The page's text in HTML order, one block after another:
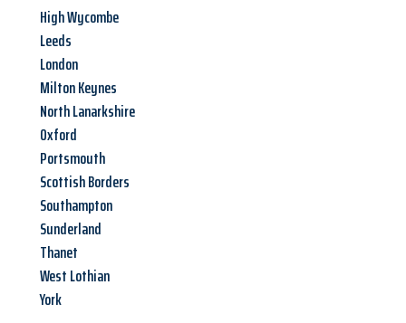
High Wycombe
Leeds
London
Milton Keynes
North Lanarkshire
Oxford
Portsmouth
Scottish Borders
Southampton
Sunderland
Thanet
West Lothian
York